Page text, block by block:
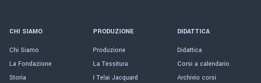
CHI SIAMO
Chi Siamo
La Fondazione
Storia
PRODUZIONE
Produzione
La Tessitura
I Telai Jacquard
DIDATTICA
Didattica
Corsi a calendario
Archivio corsi